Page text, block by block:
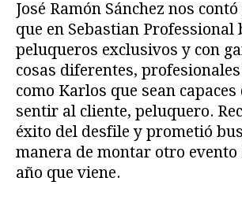
José Ramón Sánchez nos
que en Sebastian Professional
peluqueros exclusivos y con
cosas diferentes,
como Karlos que sean capaces
sentir al cliente, peluquero.
éxito del desfile y prometió
manera de montar otro evento
año que viene.